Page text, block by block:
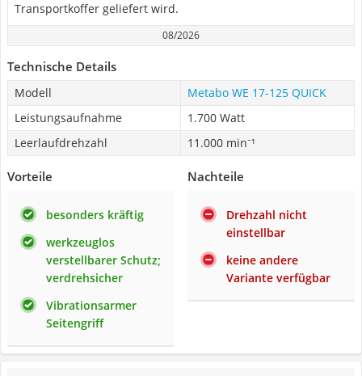
Transportkoffer geliefert wird.
08/2026
Technische Details
Modell
Metabo WE 17-125 QUICK
Leistungsaufnahme
1.700 Watt
Leerlaufdrehzahl
11.000 min⁻¹
Vorteile
besonders kräftig
werkzeuglos
verstellbarer Schutz;
verdrehsicher
Vibrationsarmer
Seitengriff
Nachteile
Drehzahl nicht
einstellbar
keine andere
Variante verfügbar